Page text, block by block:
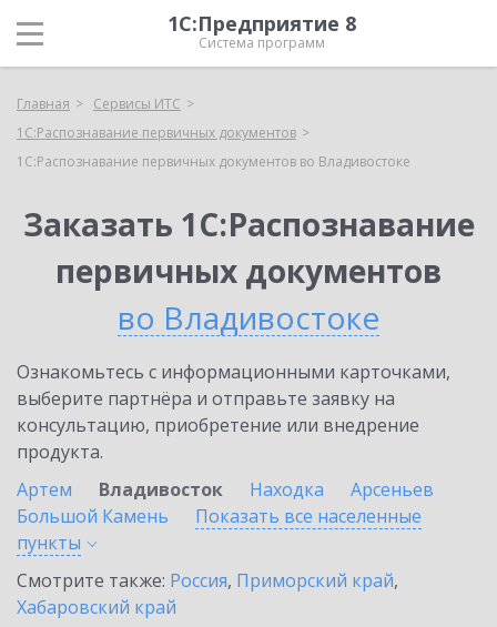
1С:Предприятие 8
Система программ
Главная
Сервисы ИТС
1С:Распознавание первичных документов
1С:Распознавание первичных документов во Владивостоке
Заказать 1С:Распознавание
первичных документов
во Владивостоке
Ознакомьтесь с информационными карточками,
выберите партнёра и отправьте заявку на
консультацию, приобретение или внедрение
продукта.
Артем
Владивосток Находка
Арсеньев
Большой Камень
Показать все населенные
пункты
Смотрите также: Россия, Приморский край,
Хабаровский край